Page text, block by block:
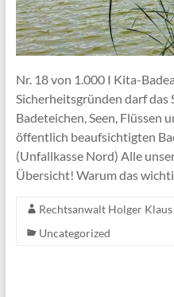
Nr. 18 von 1.000 I Kita-
Sicherheitsgründen darf das
Badeteichen, Seen, Flüssen
öffentlich beaufsichtigten
(Unfallkasse Nord) Alle
Übersicht! Warum das
Rechtsanwalt Holger Klaus
Uncategorized